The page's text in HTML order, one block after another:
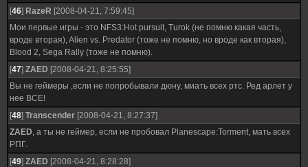
[46] RazeR [2008-04-21, 7:59:45]
Мои первые игры - это NFS3:Hot pursuit, Turok (не помню какая часть,
вроде вторая), Alien vs. Predator (тоже не помню, но вроде как вторая),
Blood 2, Sega Rally (тоже не помню).
[47] ZAED [2008-04-21, 8:25:55]
Вы не геймеры ,если не попробывали дюну, миать всех ртс. Ред арлет у
нее ВСЕ!
[48] Transcender [2008-04-21, 8:27:37]
ZAED, а ты не геймер, если не пробовал Planescape:Torment, мать всех
РПГ.
[49] ZAED [2008-04-21, 8:28:28]